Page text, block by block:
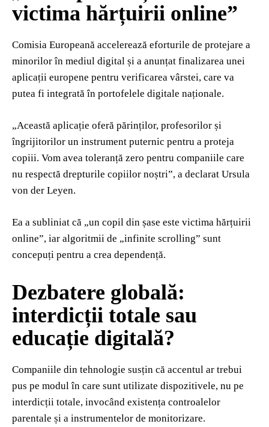
victima hărțuirii online”
Comisia Europeană accelerează eforturile de protejare a
minorilor în mediul digital și a anunțat finalizarea unei
aplicații europene pentru verificarea vârstei, care va
putea fi integrată în portofelele digitale naționale.
„Această aplicație oferă părinților, profesorilor și
îngrijitorilor un instrument puternic pentru a proteja
copiii. Vom avea toleranță zero pentru companiile care
nu respectă drepturile copiilor noștri”, a declarat Ursula
von der Leyen.
Ea a subliniat că „un copil din șase este victima hărțuirii
online”, iar algoritmii de „infinite scrolling” sunt
concepuți pentru a crea dependență.
Dezbatere globală:
interdicții totale sau
educație digitală?
Companiile din tehnologie susțin că accentul ar trebui
pus pe modul în care sunt utilizate dispozitivele, nu pe
interdicții totale, invocând existența controalelor
parentale și a instrumentelor de monitorizare.